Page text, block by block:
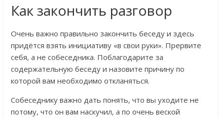
Как закончить разговор
Очень важно правильно закончить беседу и здесь
придётся взять инициативу «в свои руки». Прервите
себя, а не собеседника. Поблагодарите за
содержательную беседу и назовите причину по
которой вам необходимо откланяться.
Собеседнику важно дать понять, что вы уходите не
потому, что он вам наскучил, а по очень веской